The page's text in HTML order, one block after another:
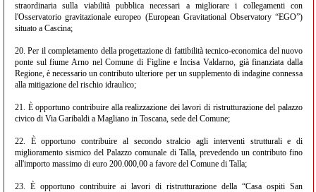
straordinaria sulla viabilità pubblica necessari a migliorare i collegamenti con
l'Osservatorio gravitazionale europeo (European Gravitational Observatory “EGO”)
situato a Cascina;
20. Per il completamento della progettazione di fattibilità tecnico-economica del nuovo
ponte sul fiume Arno nel Comune di Figline e Incisa Valdarno, già finanziata dalla
Regione, è necessario un contributo ulteriore per un supplemento di indagine connessa
alla mitigazione del rischio idraulico;
21. È opportuno contribuire alla realizzazione dei lavori di ristrutturazione del palazzo
civico di Via Garibaldi a Magliano in Toscana, sede del Comune;
22. È opportuno contribuire al secondo stralcio agli interventi strutturali e di
miglioramento sismico del Palazzo comunale di Talla, prevedendo un contributo fino
all'importo massimo di euro 200.000,00 a favore del Comune di Talla;
23. È opportuno contribuire ai lavori di ristrutturazione della “Casa ospiti San